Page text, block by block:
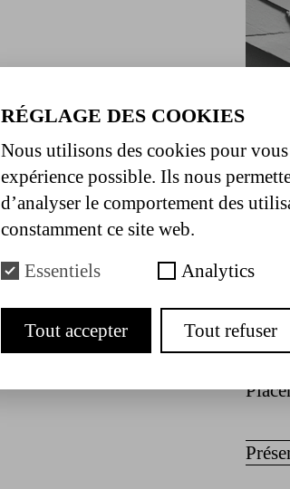
Plein
RÉGLAGE DES COOKIES
Nous utilisons des cookies pour
expérience possible. Ils nous
d’analyser le comportement des
constamment ce site web.
Essentiels
Analytics
Tout accepter Tout refuser